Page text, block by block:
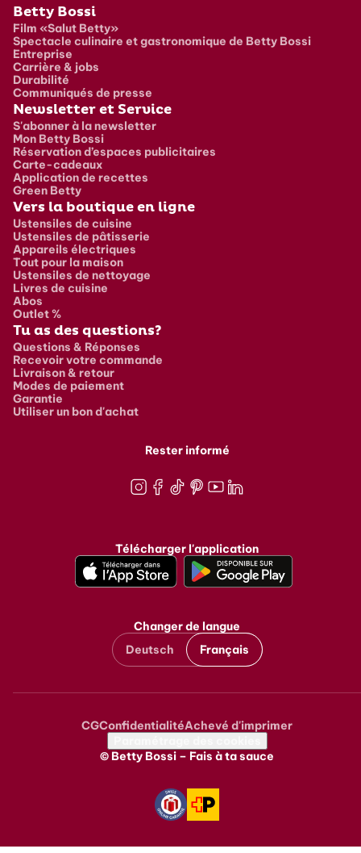
Pied de page
Betty Bossi
Film «Salut Betty»
Spectacle culinaire et gastronomique de Betty Bossi
Entreprise
Carrière & jobs
Durabilité
Communiqués de presse
Newsletter et Service
S'abonner à la newsletter
Mon Betty Bossi
Réservation d’espaces publicitaires
Carte-cadeaux
Application de recettes
Green Betty
Vers la boutique en ligne
Ustensiles de cuisine
Ustensiles de pâtisserie
Appareils électriques
Tout pour la maison
Ustensiles de nettoyage
Livres de cuisine
Abos
Outlet %
Tu as des questions?
Questions & Réponses
Recevoir votre commande
Livraison & retour
Modes de paiement
Garantie
Utiliser un bon d'achat
Rester informé
Télécharger l'application
Changer de langue
Deutsch
Français
Metanavigation
CGConfidentialitéAchevé d'imprimer
© Betty Bossi – Fais à ta sauce